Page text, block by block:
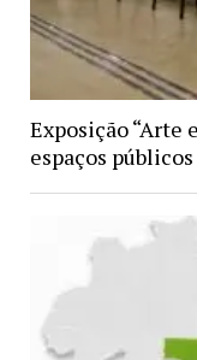
Exposição “Arte
espaços